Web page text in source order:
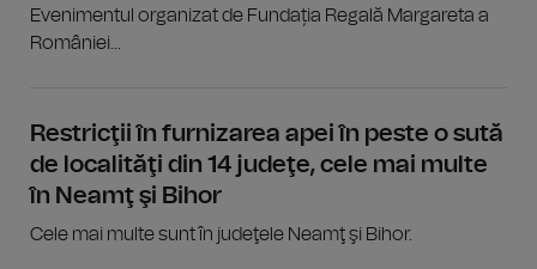
Evenimentul organizat de Fundația Regală Margareta a
României...
Restricţii în furnizarea apei în peste o sută
de localităţi din 14 judeţe, cele mai multe
în Neamţ şi Bihor
Cele mai multe sunt în judeţele Neamţ şi Bihor.